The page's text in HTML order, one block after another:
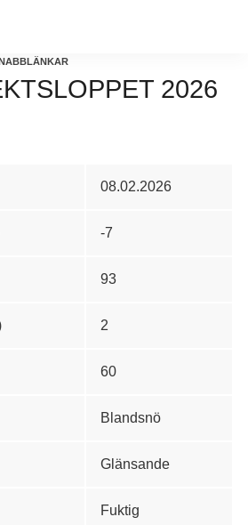
2026
08.02.2026
-7
93
2
60
Blandsnö
Glänsande
Fuktig